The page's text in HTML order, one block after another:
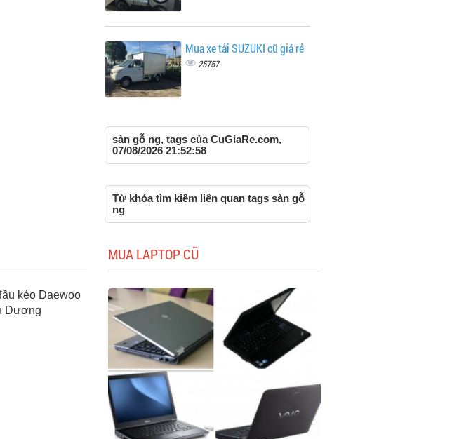
Mua xe tải SUZUKI cũ giá rẻ
25757
sàn gỗ ng, tags của CuGiaRe.com,
07/08/2026 21:52:58
Từ khóa tìm kiếm liên quan tags sàn gỗ
ng
MUA LAPTOP CŨ